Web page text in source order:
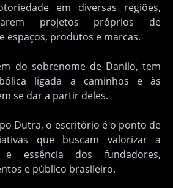
em diversas regiões,
projetos próprios de
espaços, produtos e marcas.
do sobrenome de Danilo, tem
ligada a caminhos e às
se dar a partir deles.
Dutra, o escritório é o ponto de
que buscam valorizar a
essência dos fundadores,
e público brasileiro.